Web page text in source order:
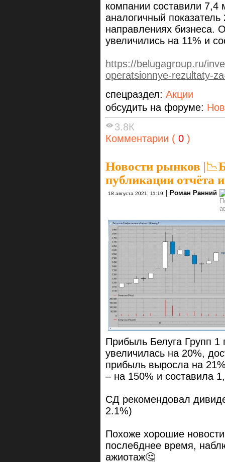
компании составили
аналогичный
направлениях бизнеса.
увеличились на 11% и
https://belugagroup.ru/
operatsionnye-rezultaty-
спецраздел: Акции
обсудить на форуме:
3.8К
Комментарии ( 0 )
Новости рынков |
публикации отчёта
18 августа 2021, 11:19 | Роман Ранний
Прибыль Белуга Групп 1
увеличилась на 20%,
прибыль выросла на
– на 150% и составила
СД рекомендовал
2.1%)
Похоже хорошие
после6днее время,
ажиотаж🤔